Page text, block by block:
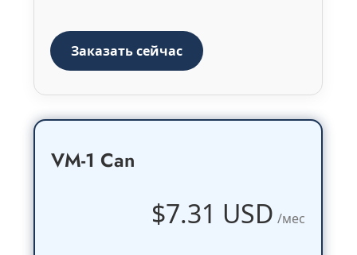
Заказать сейчас
VM-1 Can
$7.31 USD /мес